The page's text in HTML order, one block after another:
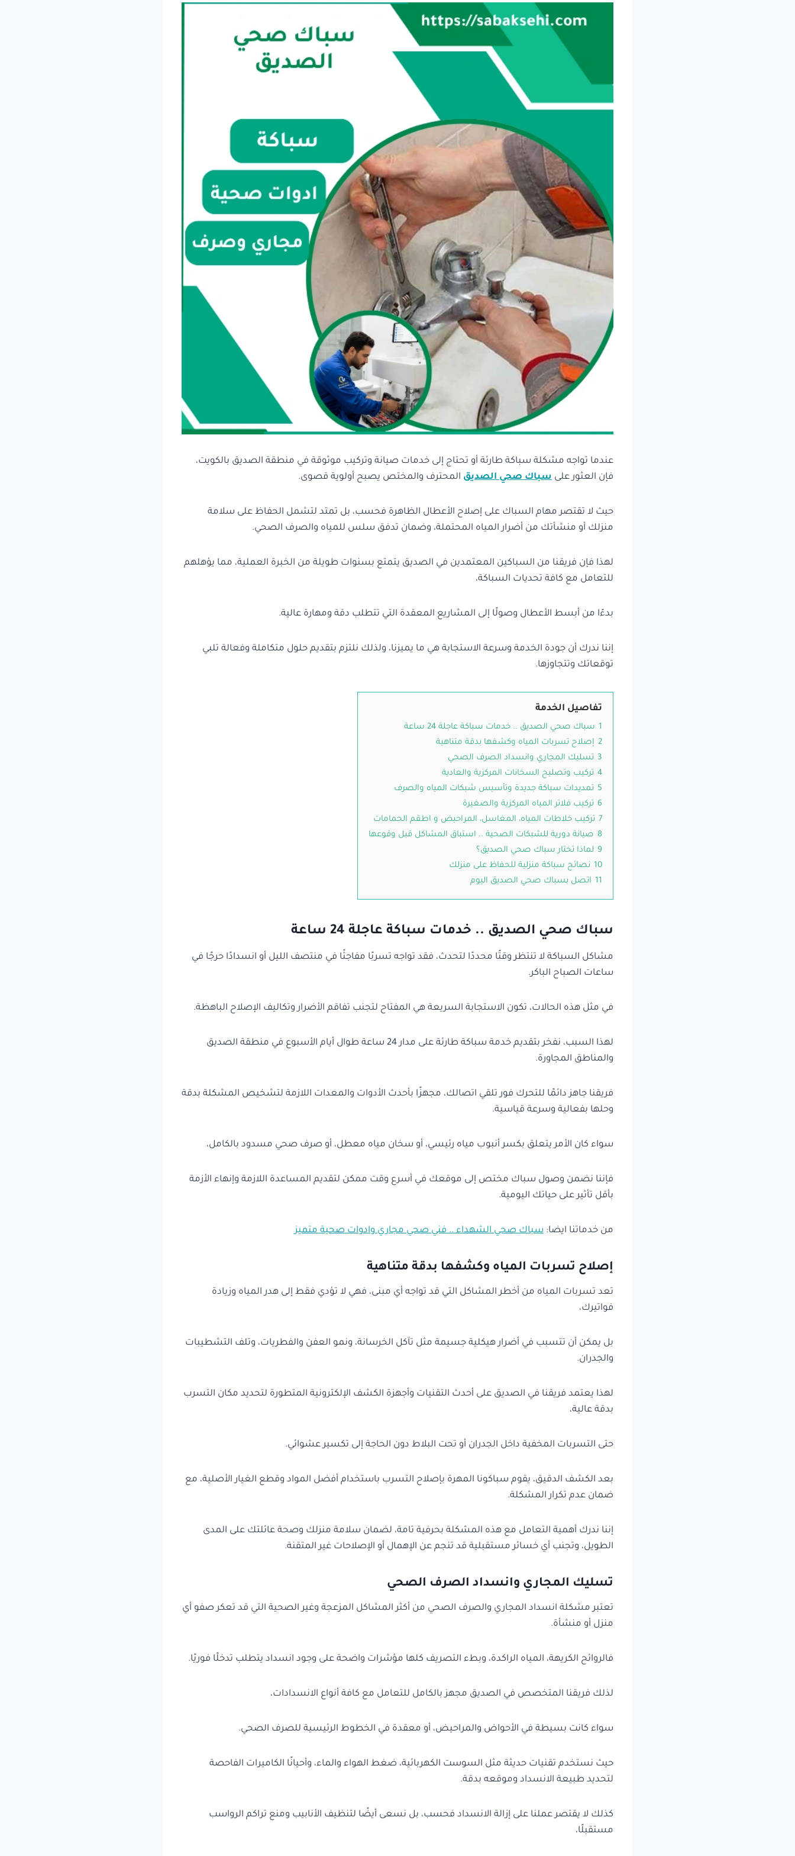
عندما تواجه مشكلة سباكة طارئة أو تحتاج إلى خدمات صيانة وتركيب موثوقة في منطقة الصديق بالكويت،
فإن العثور على سباك صحي الصديق المحترف والمختص يصبح أولوية قصوى.
حيث لا تقتصر مهام السباك على إصلاح الأعطال الظاهرة فحسب، بل تمتد لتشمل الحفاظ على سلامة
منزلك أو منشأتك من أضرار المياه المحتملة، وضمان تدفق سلس للمياه والصرف الصحي.
لهذا فإن فريقنا من السباكين المعتمدين في الصديق يتمتع بسنوات طويلة من الخبرة العملية، مما يؤهلهم
للتعامل مع كافة تحديات السباكة،
بدءًا من أبسط الأعطال وصولًا إلى المشاريع المعقدة التي تتطلب دقة ومهارة عالية.
إننا ندرك أن جودة الخدمة وسرعة الاستجابة هي ما يميزنا، ولذلك نلتزم بتقديم حلول متكاملة وفعالة تلبي
توقعاتك وتتجاوزها.
تفاصيل الخدمة
1 سباك صحي الصديق .. خدمات سباكة عاجلة 24 ساعة
2 إصلاح تسربات المياه وكشفها بدقة متناهية
3 تسليك المجاري وانسداد الصرف الصحي
4 تركيب وتصليح السخانات المركزية والعادية
5 تمديدات سباكة جديدة وتأسيس شبكات المياه والصرف
6 تركيب فلاتر المياه المركزية والصغيرة
7 تركيب خلاطات المياه، المغاسل، المراحيض و اطقم الحمامات
8 صيانة دورية للشبكات الصحية .. استباق المشاكل قبل وقوعها
9 لماذا تختار سباك صحي الصديق؟
10 نصائح سباكة منزلية للحفاظ على منزلك
11 اتصل بسباك صحي الصديق اليوم
سباك صحي الصديق .. خدمات سباكة عاجلة 24 ساعة
مشاكل السباكة لا تنتظر وقتًا محددًا لتحدث، فقد تواجه تسربًا مفاجئًا في منتصف الليل أو انسدادًا حرجًا في
ساعات الصباح الباكر.
في مثل هذه الحالات، تكون الاستجابة السريعة هي المفتاح لتجنب تفاقم الأضرار وتكاليف الإصلاح الباهظة.
لهذا السبب، نفخر بتقديم خدمة سباكة طارئة على مدار 24 ساعة طوال أيام الأسبوع في منطقة الصديق
والمناطق المجاورة.
فريقنا جاهز دائمًا للتحرك فور تلقي اتصالك، مجهزًا بأحدث الأدوات والمعدات اللازمة لتشخيص المشكلة بدقة
وحلها بفعالية وسرعة قياسية.
سواء كان الأمر يتعلق بكسر أنبوب مياه رئيسي، أو سخان مياه معطل، أو صرف صحي مسدود بالكامل،
فإننا نضمن وصول سباك مختص إلى موقعك في أسرع وقت ممكن لتقديم المساعدة اللازمة وإنهاء الأزمة
بأقل تأثير على حياتك اليومية.
من خدماتنا ايضا: سباك صحي الشهداء .. فني صحي مجاري وادوات صحية متميز
إصلاح تسربات المياه وكشفها بدقة متناهية
تعد تسربات المياه من أخطر المشاكل التي قد تواجه أي مبنى، فهي لا تؤدي فقط إلى هدر المياه وزيادة
فواتيرك،
بل يمكن أن تتسبب في أضرار هيكلية جسيمة مثل تآكل الخرسانة، ونمو العفن والفطريات، وتلف التشطيبات
والجدران.
لهذا يعتمد فريقنا في الصديق على أحدث التقنيات وأجهزة الكشف الإلكترونية المتطورة لتحديد مكان التسرب
بدقة عالية،
حتى التسربات المخفية داخل الجدران أو تحت البلاط دون الحاجة إلى تكسير عشوائي.
بعد الكشف الدقيق، يقوم سباكونا المهرة بإصلاح التسرب باستخدام أفضل المواد وقطع الغيار الأصلية، مع
ضمان عدم تكرار المشكلة.
إننا ندرك أهمية التعامل مع هذه المشكلة بحرفية تامة، لضمان سلامة منزلك وصحة عائلتك على المدى
الطويل، وتجنب أي خسائر مستقبلية قد تنجم عن الإهمال أو الإصلاحات غير المتقنة.
تسليك المجاري وانسداد الصرف الصحي
تعتبر مشكلة انسداد المجاري والصرف الصحي من أكثر المشاكل المزعجة وغير الصحية التي قد تعكر صفو أي
منزل أو منشأة.
فالروائح الكريهة، المياه الراكدة، وبطء التصريف كلها مؤشرات واضحة على وجود انسداد يتطلب تدخلًا فوريًا.
لذلك فريقنا المتخصص في الصديق مجهز بالكامل للتعامل مع كافة أنواع الانسدادات،
سواء كانت بسيطة في الأحواض والمراحيض، أو معقدة في الخطوط الرئيسية للصرف الصحي.
حيث نستخدم تقنيات حديثة مثل السوست الكهربائية، ضغط الهواء والماء، وأحيانًا الكاميرات الفاحصة
لتحديد طبيعة الانسداد وموقعه بدقة.
كذلك لا يقتصر عملنا على إزالة الانسداد فحسب، بل نسعى أيضًا لتنظيف الأنابيب ومنع تراكم الرواسب
مستقبلًا،